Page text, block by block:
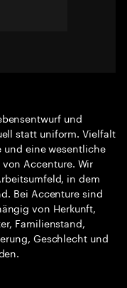
und
statt uniform. Vielfalt
und eine wesentliche
Accenture. Wir
in dem
Bei Accenture sind
von Herkunft,
Familienstand,
Geschlecht und